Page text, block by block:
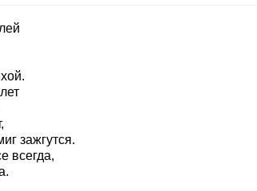
зажгутся.
всегда,